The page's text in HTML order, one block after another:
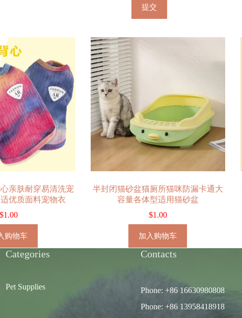
提交
亲肤耐穿易清洗宠
优质面料宠物衣
1.00
购物车
半封闭猫砂盆猫厕所猫咪防漏卡通大
容量各体型适用猫砂盆
$1.00
加入购物车
Categories
Pet Supplies
Contacts
Phone: +86 16630980808
Phone: +86 13958418918